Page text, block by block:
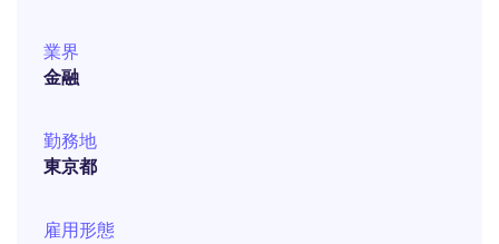
業界
金融
勤務地
東京都
雇用形態